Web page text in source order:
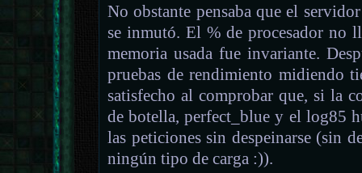
No obstante pensaba que el
se inmutó. El % de procesador no
memoria usada fue invariante.
pruebas de rendimiento midiendo
satisfecho al comprobar que, si la
de botella, perfect_blue y el log85
las peticiones sin despeinarse (sin
ningún tipo de carga :)).